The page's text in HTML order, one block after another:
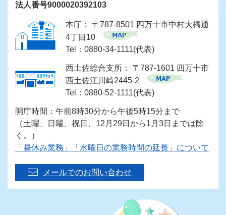
法人番号9000020392103
本庁： 〒787-8501 四万十市中村大橋通
4丁目10
Tel：0880-34-1111(代表)
西土佐総合支所： 〒787-1601 四万十市
西土佐江川崎2445-2
Tel：0880-52-1111(代表)
開庁時間：午前8時30分から午後5時15分まで
（土曜、日曜、祝日、12月29日から1月3日までは除
く。）
「昼休み業務」「水曜日の業務時間の延長」について
メールでのお問い合わせ